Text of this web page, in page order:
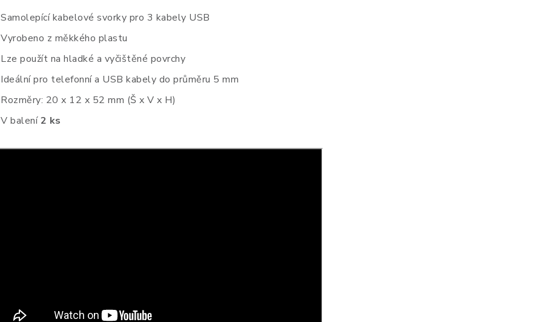
Samolepící kabelové svorky pro 3 kabely USB
Vyrobeno z měkkého plastu
Lze použít na hladké a vyčištěné povrchy
Ideální pro telefonní a USB kabely do průměru 5 mm
Rozměry: 20 x 12 x 52 mm (Š x V x H)
V balení2 ks